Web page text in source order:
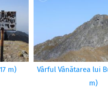
m)
Vârful Vânătarea lui
m)